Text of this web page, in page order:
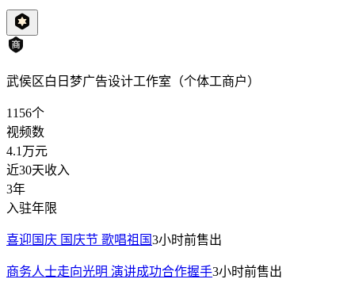
武侯区白日梦广告设计工作室（个体工商户）
1156个
视频数
4.1万元
近30天收入
3年
入驻年限
喜迎国庆 国庆节 歌唱祖国3小时前售出
商务人士走向光明 演讲成功合作握手3小时前售出